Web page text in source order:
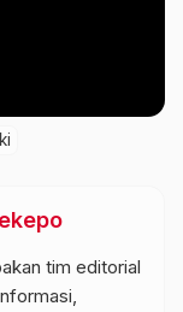
tim editorial